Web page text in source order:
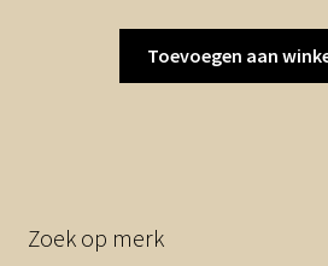
Toevoegen aan
Zoek op merk